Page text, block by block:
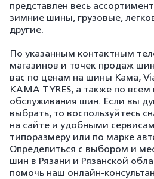
представлен весь
зимние шины, грузовые,
другие.
По указанным контактным
магазинов и точек продаж
вас по ценам на шины Кама,
KAMA TYRES, а также по
обслуживания шин. Если вы
выбрать, то воспользуйтесь
на сайте и удобными
типоразмеру или по марке
Определиться с выбором и
шин в Рязани и Рязанской
помочь наш онлайн-